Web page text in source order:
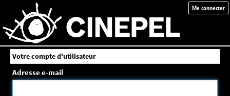
Me connecter
Votre compte d'utilisateur
Adresse e-mail